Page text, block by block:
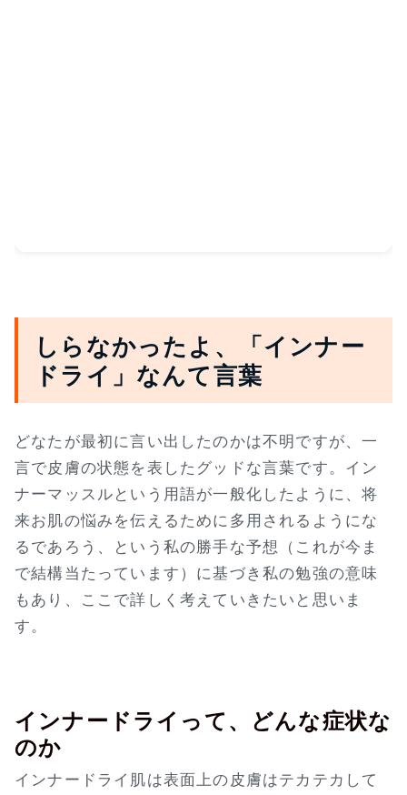
しらなかったよ、「インナー
ドライ」なんて言葉
どなたが最初に言い出したのかは不明ですが、一
言で皮膚の状態を表したグッドな言葉です。イン
ナーマッスルという用語が一般化したように、将
来お肌の悩みを伝えるために多用されるようにな
るであろう、という私の勝手な予想（これが今ま
で結構当たっています）に基づき私の勉強の意味
もあり、ここで詳しく考えていきたいと思いま
す。
インナードライって、どんな症状な
のか
インナードライ肌は表面上の皮膚はテカテカして